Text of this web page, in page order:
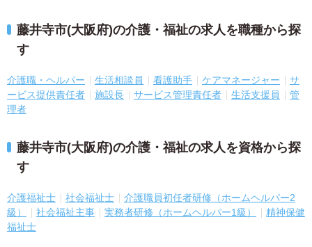
藤井寺市(大阪府)の介護・福祉の求人を職種から探
す
介護職・ヘルパー 生活相談員 看護助手 ケアマネージャー
サ
ービス提供責任者
施設長 サービス管理責任者 生活支援員
管
理者
藤井寺市(大阪府)の介護・福祉の求人を資格から探
す
介護福祉士 社会福祉士
介護職員初任者研修（ホームヘルパー2
級）
社会福祉主事 実務者研修（ホームヘルパー1級）
精神保健
福祉士